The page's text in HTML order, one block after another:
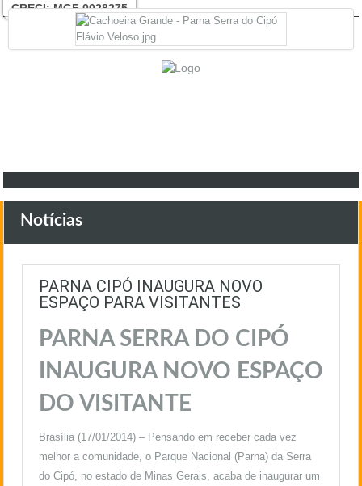
CRECI: MGF 0028275
(31) 999739394
Notícias
PARNA CIPÓ INAUGURA NOVO
ESPAÇO PARA VISITANTES
PARNA SERRA DO CIPÓ
INAUGURA NOVO ESPAÇO
DO VISITANTE
Brasília (17/01/2014) – Pensando em receber cada vez
melhor a comunidade, o Parque Nacional (Parna) da Serra
do Cipó , no estado de Minas Gerais, acaba de inaugurar um